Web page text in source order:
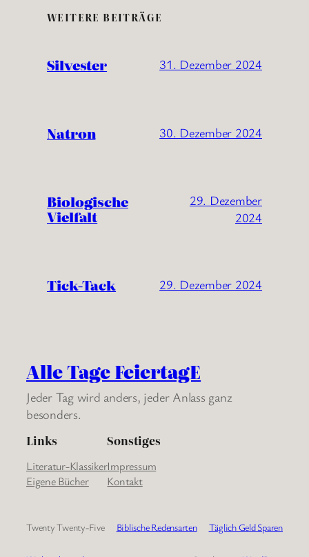
WEITERE BEITRÄGE
Silvester 31. Dezember 2024
Natron 30. Dezember 2024
Biologische
Vielfalt
29. Dezember
2024
Tick-Tack 29. Dezember 2024
Alle Tage FeiertagE
Jeder Tag wird anders, jeder Anlass ganz
besonders.
Links
Literatur-Klassiker
Eigene Bücher
Sonstiges
Impressum
Kontakt
Twenty Twenty-Five Biblische Redensarten Täglich Geld Sparen